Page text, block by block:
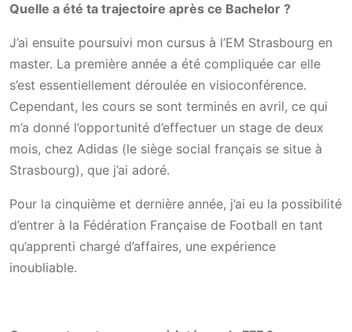
Quelle a été ta trajectoire après ce Bachelor ?
J’ai ensuite poursuivi mon cursus à l’EM Strasbourg en
master. La première année a été compliquée car elle
s’est essentiellement déroulée en visioconférence.
Cependant, les cours se sont terminés en avril, ce qui
m’a donné l’opportunité d’effectuer un stage de deux
mois, chez Adidas (le siège social français se situe à
Strasbourg), que j’ai adoré.
Pour la cinquième et dernière année, j’ai eu la possibilité
d’entrer à la Fédération Française de Football en tant
qu’apprenti chargé d’affaires, une expérience
inoubliable.